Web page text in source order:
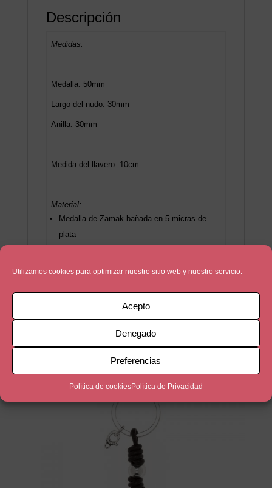
Utilizamos cookies para optimizar nuestro sitio web y nuestro servicio.
Acepto
Denegado
Preferencias
Política de cookiesPolítica de Privacidad
Descripción
Medidas:
Medalla: 50mm
Largo del nudo: 30mm
Anilla: 30mm
Medida del llavero: 10cm
Material:
Medalla de Zamak bañada en 5 micras de
plata
Productos relacionados